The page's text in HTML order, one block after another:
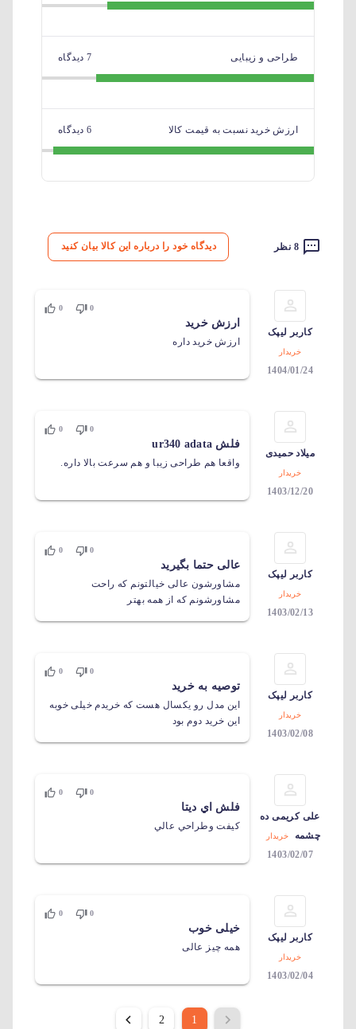
طراحی و زیبایی 7 دیدگاه
ارزش خرید نسبت به قیمت کالا 6 دیدگاه
8 نظر دیدگاه خود را درباره این کالا بیان کنید
کاربر لیپک
خریدار
1404/01/24
0
0
ارزش خرید
ارزش خرید داره
میلاد حمیدی
خریدار
1403/12/20
0
0
فلش ur340 adata
واقعا هم طراحی زیبا و هم سرعت بالا داره.
کاربر لیپک
خریدار
1403/02/13
0
0
عالی حتما بگیرید
مشاورشون عالی خیالتونم که راحت
مشاورشونم که از همه بهتر
کاربر لیپک
خریدار
1403/02/08
0
0
توصیه به خرید
این مدل رو یکسال هست که خریدم خیلی خوبه
این خرید دوم بود
علی کریمی ده
چشمه
خریدار
1403/02/07
0
0
فلش اي ديتا
كيفت وطراحي عالي
کاربر لیپک
خریدار
1403/02/04
0
0
خیلی خوب
همه چیز عالی
1
2